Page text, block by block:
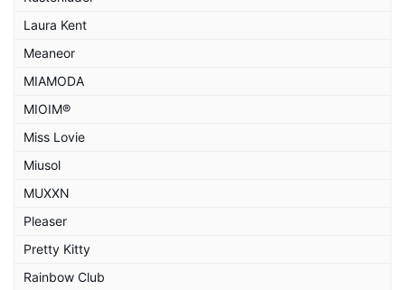
Laura Kent
Meaneor
MIAMODA
MIOIM®
Miss Lovie
Miusol
MUXXN
Pleaser
Pretty Kitty
Rainbow Club